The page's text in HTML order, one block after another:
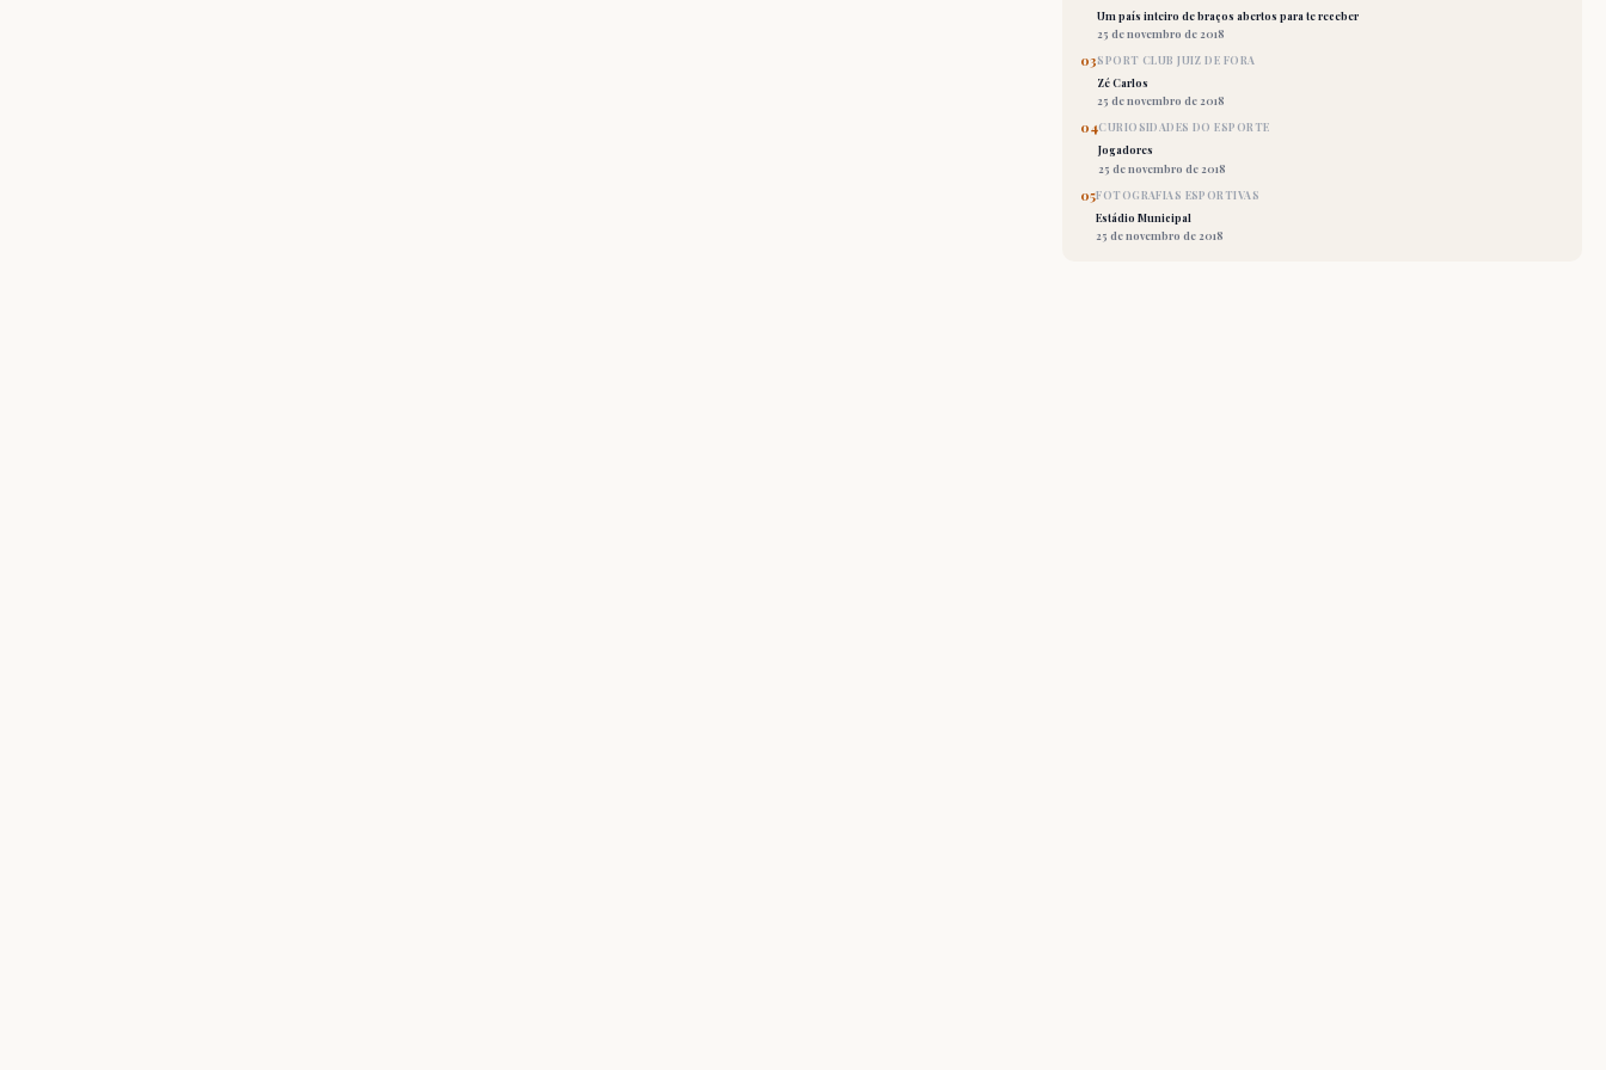
Um país inteiro de braços abertos para te receber
25 de novembro de 2018
03SPORT CLUB JUIZ DE FORA
Zé Carlos
25 de novembro de 2018
04CURIOSIDADES DO ESPORTE
Jogadores
25 de novembro de 2018
05FOTOGRAFIAS ESPORTIVAS
Estádio Municipal
25 de novembro de 2018